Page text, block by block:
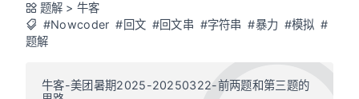
题解 > 牛客
#Nowcoder #回文 #回文串 #字符串 #暴力 #模拟 #
题解
牛客-美团暑期2025-20250322-前两题和第三题的